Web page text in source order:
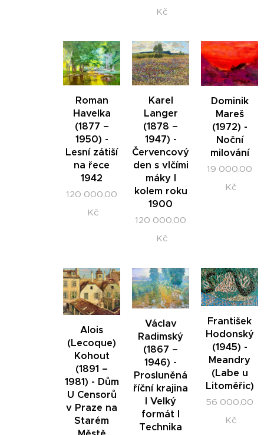
Kč
Roman
Havelka
(1877 –
1950) -
Lesní zátiší
na řece
1942
120 000,00
Kč
Karel
Langer
(1878 –
1947) -
Červencový
den s vlčími
máky I
kolem roku
1900
120 000,00
Kč
Dominik
Mareš
(1972) -
Noční
milování
19 000,00
Kč
Alois
(Lecoque)
Kohout
(1891 –
1981) - Dům
U Censorů
v Praze na
Starém
Václav
Radimský
(1867 –
1946) -
Prosluněná
říční krajina
I Velký
formát I
Technika
František
Hodonský
(1945) -
Meandry
(Labe u
Litoměřic)
56 000,00
Kč